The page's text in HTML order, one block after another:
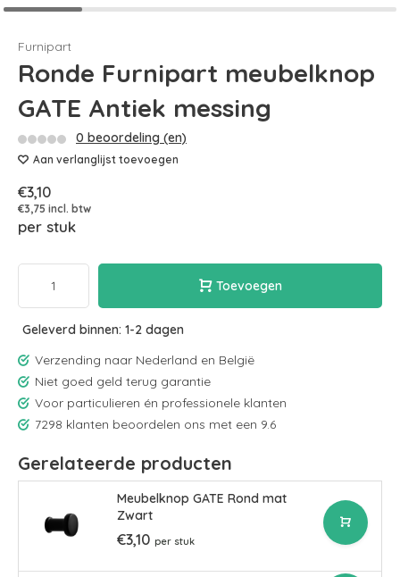
Furnipart
Ronde Furnipart meubelknop
GATE Antiek messing
0 beoordeling (en)
Aan verlanglijst toevoegen
€3,10
€3,75 incl. btw
per stuk
Toevoegen
Geleverd binnen: 1-2 dagen
Verzending naar Nederland en België
Niet goed geld terug garantie
Voor particulieren én professionele klanten
7298 klanten beoordelen ons met een 9.6
Gerelateerde producten
Meubelknop GATE Rond mat
Zwart
€3,10 per stuk